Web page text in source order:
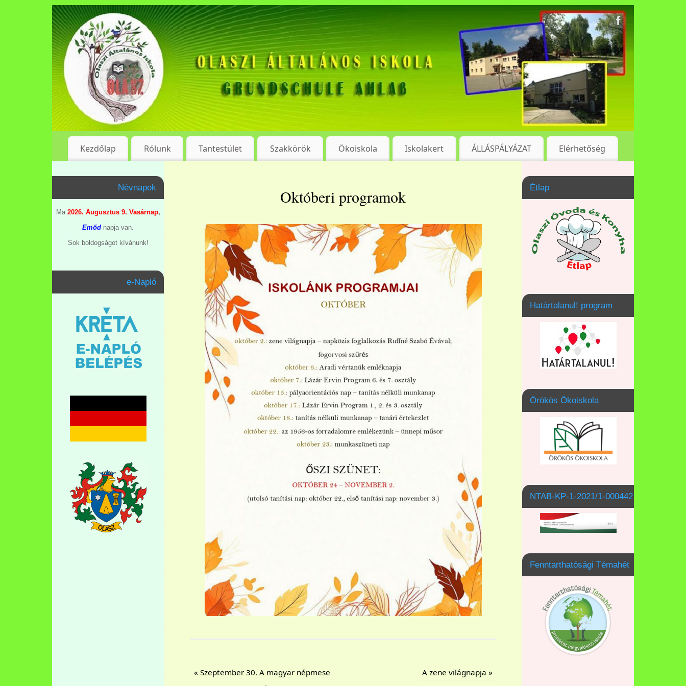
Kezdőlap Rólunk Tantestület Szakkörök Ökoiskola Iskolakert ÁLLÁSPÁLYÁZAT Elérhetőség
Októberi programok
« Szeptember 30. A magyar népmese
A zene világnapja»
Névnapok
Ma 2026. Augusztus 9. Vasárnap,
Emőd napja van.
Sok boldogságot kívánunk!
e-Napló
Étlap
Határtalanul! program
Örökös Ökoiskola
NTAB-KP-1-2021/1-000442
Fenntarthatósági Témahét